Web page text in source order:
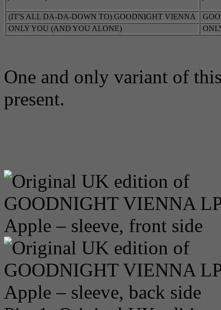
(IT'S ALL DA-DA-DOWN TO) GOODNIGHT VIENNA
ONLY YOU (AND YOU ALONE)
One and only variant of
present.